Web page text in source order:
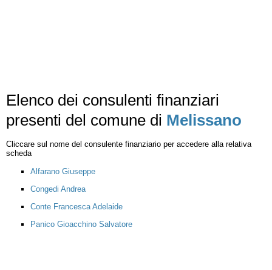
Elenco dei consulenti finanziari
presenti del comune di Melissano
Cliccare sul nome del consulente finanziario per accedere alla relativa
scheda
Alfarano Giuseppe
Congedi Andrea
Conte Francesca Adelaide
Panico Gioacchino Salvatore